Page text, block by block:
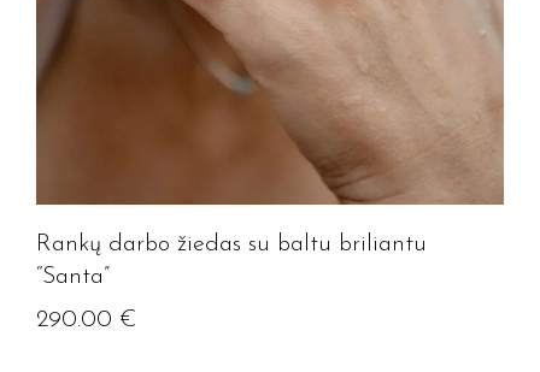
Rankų darbo žiedas su baltu briliantu
“Santa”
290.00 €